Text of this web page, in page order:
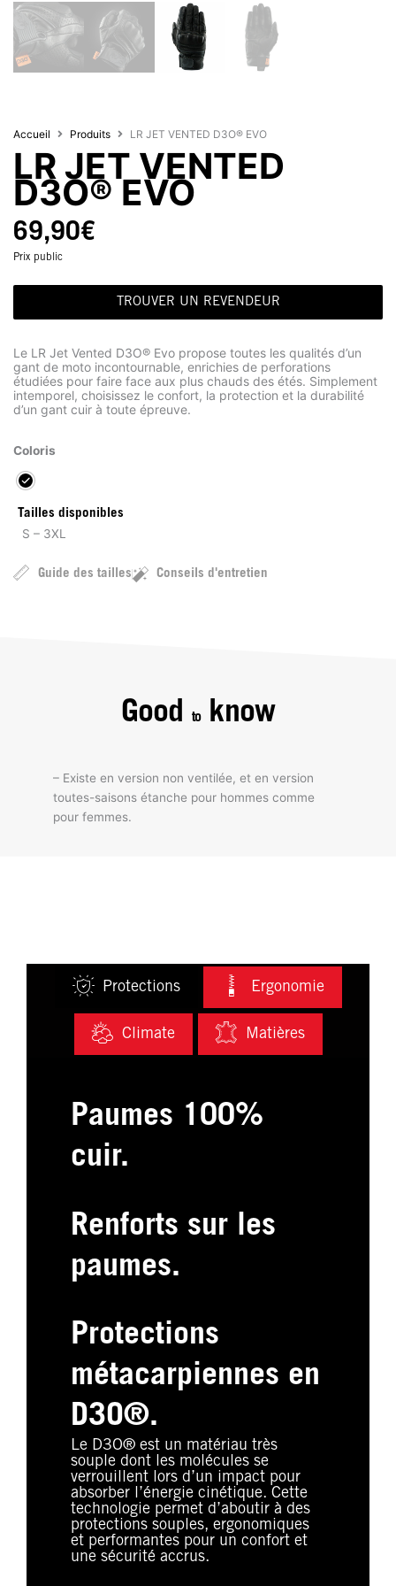
Accueil Produits LR JET VENTED D3O® EVO
LR JET VENTED
D3O® EVO
69,90€
Prix public
TROUVER UN REVENDEUR
Le LR Jet Vented D3O® Evo propose toutes les qualités d’un
gant de moto incontournable, enrichies de perforations
étudiées pour faire face aux plus chauds des étés. Simplement
intemporel, choisissez le confort, la protection et la durabilité
d’un gant cuir à toute épreuve.
Coloris
Tailles disponibles
S – 3XL
Guide des tailles Conseils d'entretien
Good toknow
– Existe en version non ventilée, et en version
toutes-saisons étanche pour hommes comme
pour femmes.
Protections Ergonomie
Climate Matières
Paumes 100%
cuir.
Renforts sur les
paumes.
Protections
métacarpiennes en
D3O®.
Le D3O® est un matériau très
souple dont les molécules se
verrouillent lors d’un impact pour
absorber l’énergie cinétique. Cette
technologie permet d’aboutir à des
protections souples, ergonomiques
et performantes pour un confort et
une sécurité accrus.